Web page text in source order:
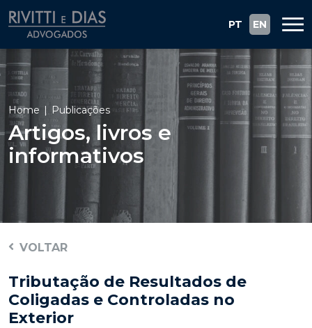
PT EN
Home Publicações
Artigos, livros e
informativos
VOLTAR
Tributação de Resultados de
Coligadas e Controladas no
Exterior